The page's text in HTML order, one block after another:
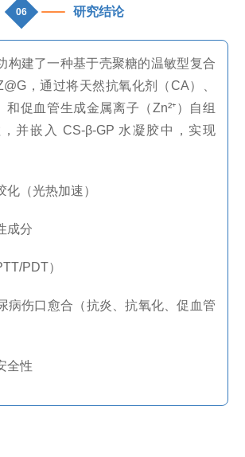
06 研究结论
构建了一种基于壳聚糖的温敏型复合
，通过将天然抗氧化剂（CA）、
和促血管生成金属离子（Zn²⁺）自组
并嵌入 CS-β-GP 水凝胶中，实现
（光热加速）
成分
PDT）
病伤口愈合（抗炎、抗氧化、促血管
全性